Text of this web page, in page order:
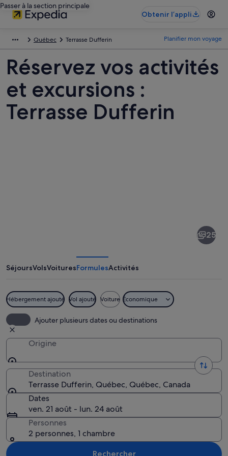
Passer à la section principale
Obtenir l’appli
Québec Terrasse Dufferin Planifier mon voyage
Réservez vos activités
et excursions :
Terrasse Dufferin
25
SéjoursVolsVoituresFormulesActivités
Hébergement ajouté Vol ajouté Voiture Économique
Ajouter plusieurs dates ou destinations
Origine
Destination
Terrasse Dufferin, Québec, Québec, Canada
Dates
ven. 21 août - lun. 24 août
Personnes
2 personnes, 1 chambre
Rechercher